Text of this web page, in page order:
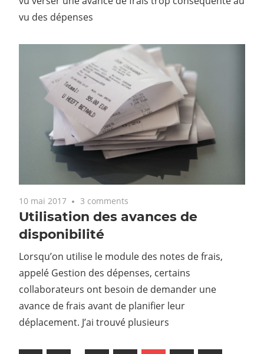
vu des dépenses
10 mai 2017 3 comments
Utilisation des avances de
disponibilité
Lorsqu’on utilise le module des notes de frais,
appelé Gestion des dépenses, certains
collaborateurs ont besoin de demander une
avance de frais avant de planifier leur
déplacement. J’ai trouvé plusieurs